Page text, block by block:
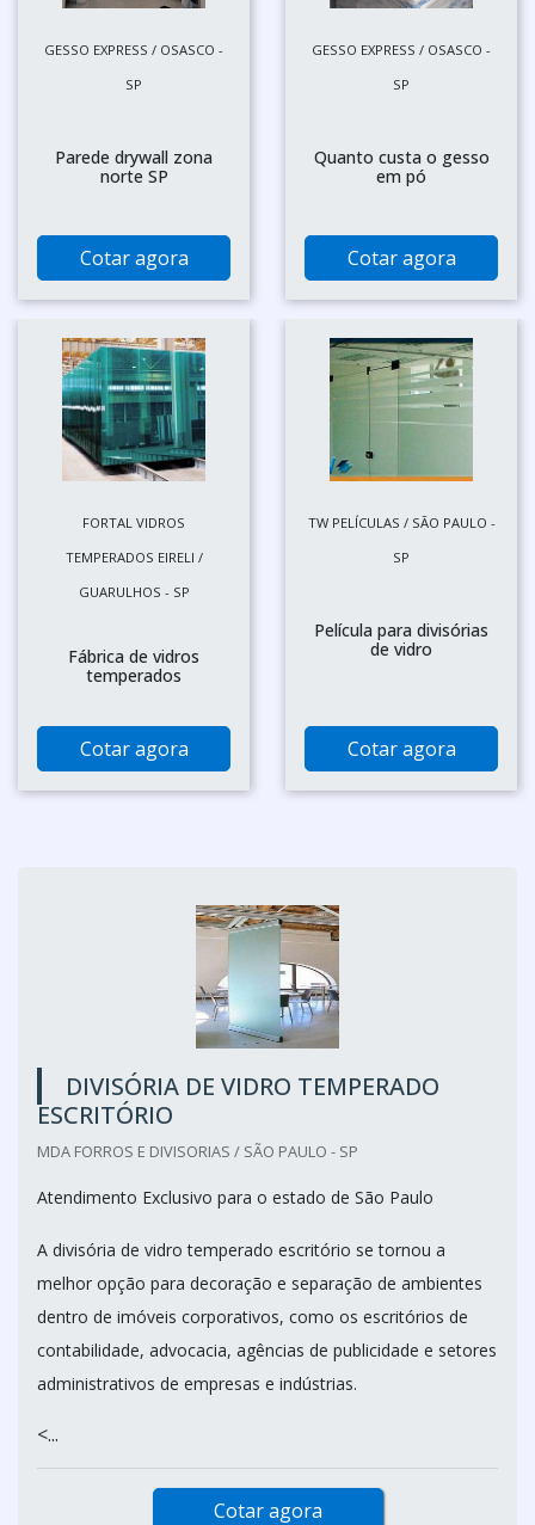
GESSO EXPRESS / OSASCO -
SP
Parede drywall zona
norte SP
Cotar agora
GESSO EXPRESS / OSASCO -
SP
Quanto custa o gesso
em pó
Cotar agora
FORTAL VIDROS
TEMPERADOS EIRELI /
GUARULHOS - SP
Fábrica de vidros
temperados
Cotar agora
TW PELÍCULAS / SÃO PAULO -
SP
Película para divisórias
de vidro
Cotar agora
DIVISÓRIA DE VIDRO TEMPERADO
ESCRITÓRIO
MDA FORROS E DIVISORIAS / SÃO PAULO - SP
Atendimento Exclusivo para o estado de São Paulo
A divisória de vidro temperado escritório se tornou a
melhor opção para decoração e separação de ambientes
dentro de imóveis corporativos, como os escritórios de
contabilidade, advocacia, agências de publicidade e setores
administrativos de empresas e indústrias.
<...
Cotar agora